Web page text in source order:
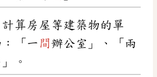
計算房屋等建築物的單
「一 間辦公室」、「兩
。